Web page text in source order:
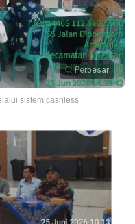
Perbesar
sistem cashless